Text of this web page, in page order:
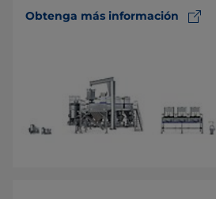
Obtenga más información